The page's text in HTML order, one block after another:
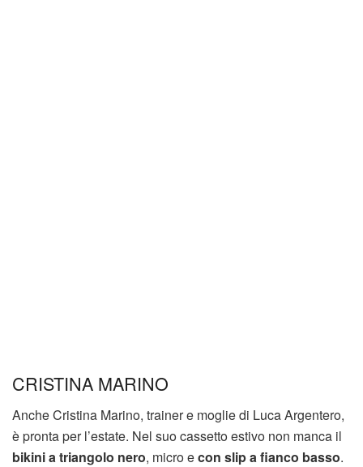
CRISTINA MARINO
Anche Cristina Marino, trainer e moglie di Luca Argentero,
è pronta per l’estate. Nel suo cassetto estivo non manca il
bikini a triangolo nero, micro econ slip a fianco basso.